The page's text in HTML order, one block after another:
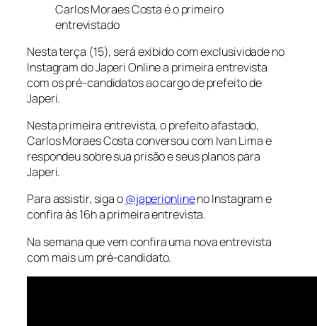
Carlos Moraes Costa é o primeiro
entrevistado
Nesta terça (15), será exibido com exclusividade no
Instagram do Japeri Online a primeira entrevista
com os pré-candidatos ao cargo de prefeito de
Japeri.
Nesta primeira entrevista, o prefeito afastado,
Carlos Moraes Costa conversou com Ivan Lima e
respondeu sobre sua prisão e seus planos para
Japeri.
Para assistir, siga o@japerionlineno Instagram e
confira às 16h a primeira entrevista.
Na semana que vem confira uma nova entrevista
com mais um pré-candidato.